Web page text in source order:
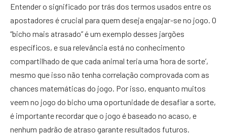
Entender o significado por trás dos termos usados entre os
apostadores é crucial para quem deseja engajar-se no jogo. O
“bicho mais atrasado” é um exemplo desses jargões
específicos, e sua relevância está no conhecimento
compartilhado de que cada animal teria uma ‘hora de sorte’,
mesmo que isso não tenha correlação comprovada com as
chances matemáticas do jogo. Por isso, enquanto muitos
veem no jogo do bicho uma oportunidade de desafiar a sorte,
é importante recordar que o jogo é baseado no acaso, e
nenhum padrão de atraso garante resultados futuros.